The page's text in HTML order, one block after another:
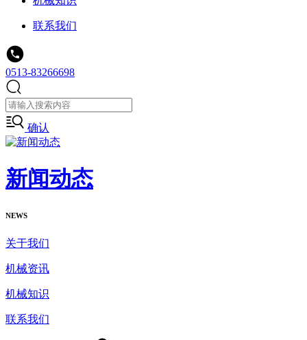
联系我们
0513-83266698
确认
新闻动态
NEWS
关于我们
机械资讯
机械知识
联系我们